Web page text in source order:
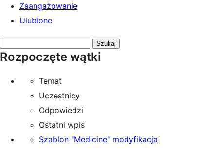
Zaangażowanie
Ulubione
tematy:
Rozpoczęte wątki
Temat
Uczestnicy
Odpowiedzi
Ostatni wpis
Szablon "Medicine" modyfikacja